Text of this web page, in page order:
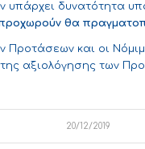
υπάρχει δυνατότητα
θα
Προτάσεων και οι
αξιολόγησης των
20/12/2019